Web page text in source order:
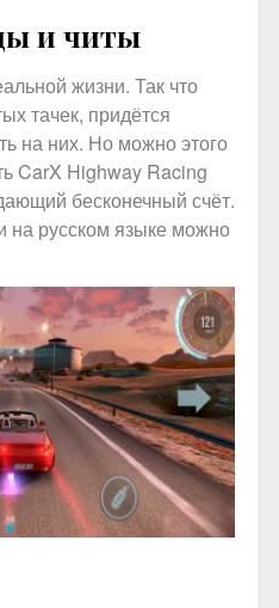
и читы
жизни. Так что
тачек, придётся
на них. Но можно этого
CarX Highway Racing
бесконечный счёт.
на русском языке можно